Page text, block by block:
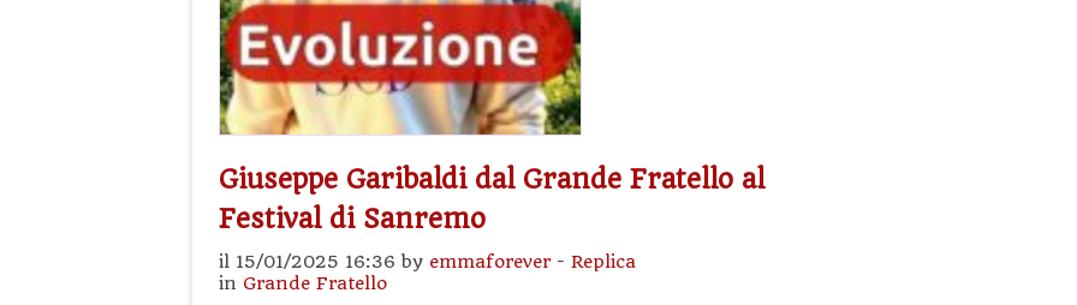
Giuseppe Garibaldi dal Grande Fratello al
Festival di Sanremo
il 15/01/2025 16:36 by emmaforever- Replica
in Grande Fratello